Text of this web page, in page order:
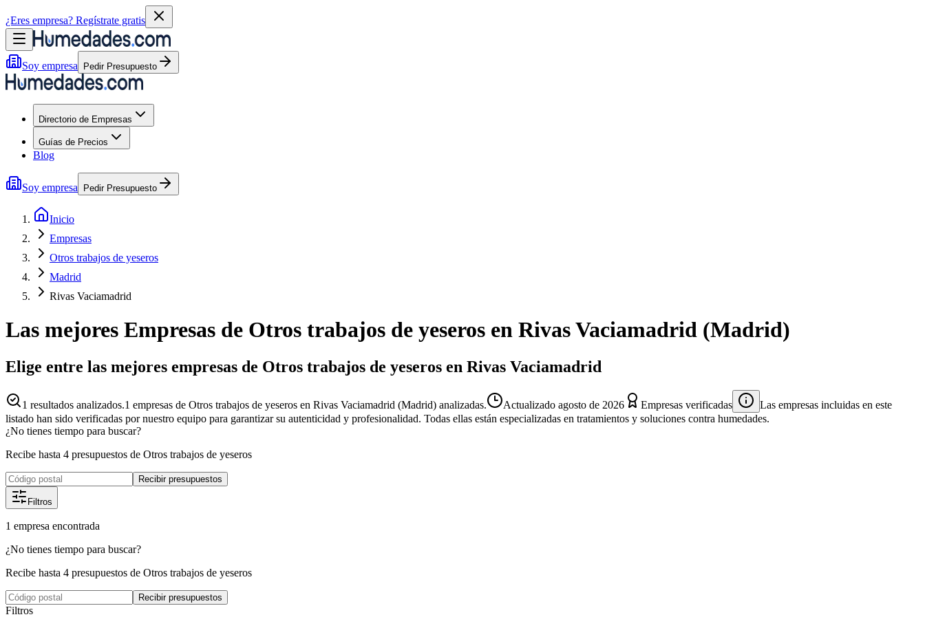
¿Eres empresa? Regístrate gratis
Soy empresa Pedir Presupuesto
Directorio de Empresas
Guías de Precios
Blog
Soy empresa Pedir Presupuesto
Inicio
Empresas
Otros trabajos de yeseros
Madrid
Rivas Vaciamadrid
Las mejores Empresas de Otros trabajos de yeseros en Rivas Vaciamadrid (Madrid)
Elige entre las mejores empresas de Otros trabajos de yeseros en Rivas Vaciamadrid
1 resultados analizados.1 empresas de Otros trabajos de yeseros en Rivas Vaciamadrid (Madrid) analizadas. Actualizado agosto de 2026 Empresas verificadas
Las empresas incluidas en este
listado han sido verificadas por nuestro equipo para garantizar su autenticidad y profesionalidad. Todas ellas están especializadas en tratamientos y soluciones contra humedades.
¿No tienes tiempo para buscar?
Recibe hasta 4 presupuestos de Otros trabajos de yeseros
Recibir presupuestos
Filtros
1 empresa encontrada
¿No tienes tiempo para buscar?
Recibe hasta 4 presupuestos de Otros trabajos de yeseros
Recibir presupuestos
Filtros